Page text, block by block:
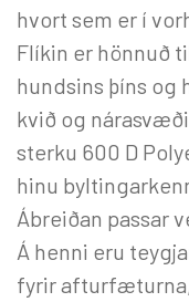
hvort sem er í
Flíkin er hönnuð
hundsins þíns og
kvið og
sterku 600 D
hinu
Ábreiðan passar
Á henni eru
fyrir